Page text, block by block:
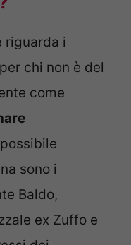
riguarda i
chi non è del
come
sono i
Baldo,
ex Zuffo e